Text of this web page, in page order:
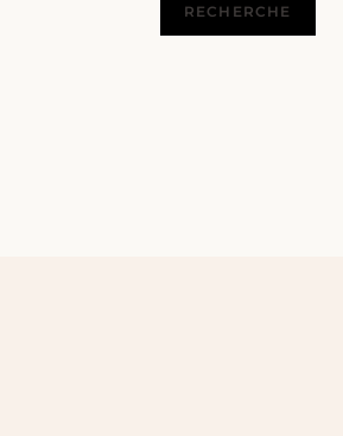
RECHERCHE